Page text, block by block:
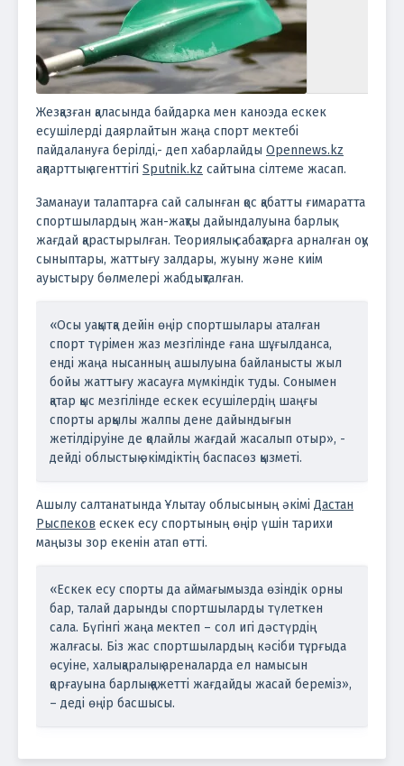
Жезқазған қаласында байдарка мен каноэда ескек
есушілерді даярлайтын жаңа спорт мектебі
пайдалануға берілді,- деп хабарлайды Opennews.kz
ақпарттық агенттігі Sputnik.kz сайтына сілтеме жасап.
Заманауи талаптарға сай салынған қос қабатты ғимаратта
спортшылардың жан-жақты дайындалуына барлық
жағдай қарастырылған. Теориялық сабақтарға арналған оқу
сыныптары, жаттығу залдары, жуыну және киім
ауыстыру бөлмелері жабдықталған.
«Осы уақытқа дейін өңір спортшылары аталған
спорт түрімен жаз мезгілінде ғана шұғылданса,
енді жаңа нысанның ашылуына байланысты жыл
бойы жаттығу жасауға мүмкіндік туды. Сонымен
қатар қыс мезгілінде ескек есушілердің шаңғы
спорты арқылы жалпы дене дайындығын
жетілдіруіне де қолайлы жағдай жасалып отыр», -
дейді облыстық әкімдіктің баспасөз қызметі.
Ашылу салтанатында Ұлытау облысының әкімі Дастан
Рыспеков ескек есу спортының өңір үшін тарихи
маңызы зор екенін атап өтті.
«Ескек есу спорты да аймағымызда өзіндік орны
бар, талай дарынды спортшыларды түлеткен
сала. Бүгінгі жаңа мектеп – сол игі дәстүрдің
жалғасы. Біз жас спортшылардың кәсіби тұрғыда
өсуіне, халықаралық ареналарда ел намысын
қорғауына барлық қажетті жағдайды жасай береміз»,
– деді өңір басшысы.